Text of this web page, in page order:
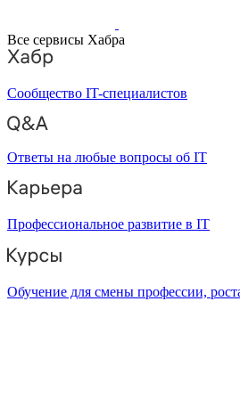
Все сервисы Хабра
Сообщество IT-специалистов
Ответы на любые вопросы об IT
Профессиональное развитие в IT
Обучение для смены профессии,